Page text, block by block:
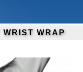
WRIST WRAP